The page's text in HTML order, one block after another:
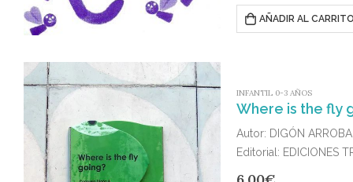
AÑADIR AL CARRITO
INFANTIL 0-3 AÑOS
Where is the fly
Autor: DIGÓN
Editorial: EDICIONES